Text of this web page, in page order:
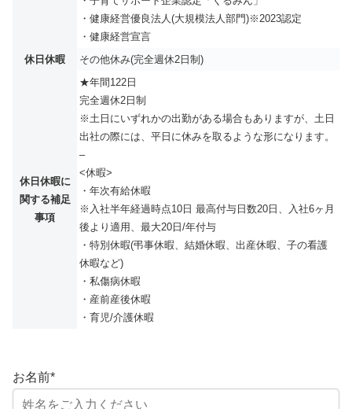
・健康経営優良法人(大規模法人部門)※2023認定
・健康経営宣言
休日休暇
その他休み(完全週休2日制)
休日休暇に
関する補足
事項
★年間122日
完全週休2日制
※土日にいずれかの出勤がある場合もありますが、土日
出社の際には、平日に休みを取るような形になります。
–
<休暇>
・年次有給休暇
※入社半年経過時点10日 最高付与日数20日、入社6ヶ月
後より適用、最大20日/年付与
・特別休暇(弔事休暇、結婚休暇、出産休暇、子の看護
休暇など)
・私傷病休暇
・産前産後休暇
・育児/介護休暇
お名前*